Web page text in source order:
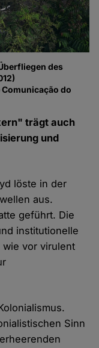
des
do
trägt auch
und
löste in der
aus.
geführt. Die
institutionelle
wie vor virulent
Sinn